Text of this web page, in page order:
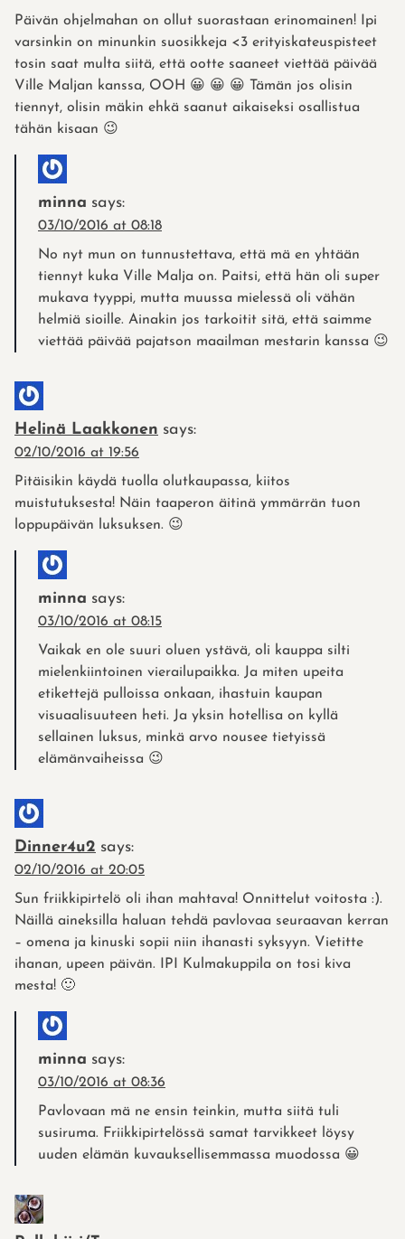
Päivän ohjelmahan on ollut suorastaan erinomainen! Ipi
varsinkin on minunkin suosikkeja <3 erityiskateuspisteet
tosin saat multa siitä, että ootte saaneet viettää päivää
Ville Maljan kanssa, OOH 😀 😀 😀 Tämän jos olisin
tiennyt, olisin mäkin ehkä saanut aikaiseksi osallistua
tähän kisaan 😉
minna says:
03/10/2016 at 08:18
No nyt mun on tunnustettava, että mä en yhtään
tiennyt kuka Ville Malja on. Paitsi, että hän oli super
mukava tyyppi, mutta muussa mielessä oli vähän
helmiä sioille. Ainakin jos tarkoitit sitä, että saimme
viettää päivää pajatson maailman mestarin kanssa 😉
Helinä Laakkonen says:
02/10/2016 at 19:56
Pitäisikin käydä tuolla olutkaupassa, kiitos
muistutuksesta! Näin taaperon äitinä ymmärrän tuon
loppupäivän luksuksen. 😉
minna says:
03/10/2016 at 08:15
Vaikak en ole suuri oluen ystävä, oli kauppa silti
mielenkiintoinen vierailupaikka. Ja miten upeita
etikettejä pulloissa onkaan, ihastuin kaupan
visuaalisuuteen heti. Ja yksin hotellisa on kyllä
sellainen luksus, minkä arvo nousee tietyissä
elämänvaiheissa 😉
Dinner4u2 says:
02/10/2016 at 20:05
Sun friikkipirtelö oli ihan mahtava! Onnittelut voitosta :).
Näillä aineksilla haluan tehdä pavlovaa seuraavan kerran
– omena ja kinuski sopii niin ihanasti syksyyn. Vietitte
ihanan, upeen päivän. IPI Kulmakuppila on tosi kiva
mesta! 🙂
minna says:
03/10/2016 at 08:36
Pavlovaan mä ne ensin teinkin, mutta siitä tuli
susiruma. Friikkipirtelössä samat tarvikkeet löysy
uuden elämän kuvauksellisemmassa muodossa 😀